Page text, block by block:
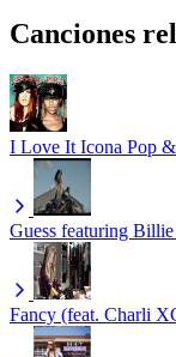
Canciones
I Love It Icona Pop
Guess featuring
Fancy (feat. Charli